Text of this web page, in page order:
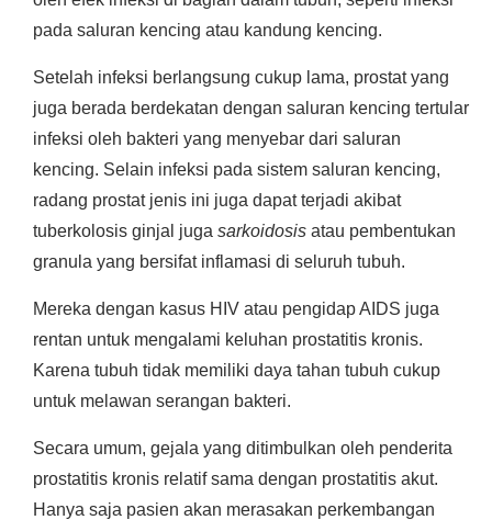
pada saluran kencing atau kandung kencing.
Setelah infeksi berlangsung cukup lama, prostat yang
juga berada berdekatan dengan saluran kencing tertular
infeksi oleh bakteri yang menyebar dari saluran
kencing. Selain infeksi pada sistem saluran kencing,
radang prostat jenis ini juga dapat terjadi akibat
tuberkolosis ginjal juga sarkoidosis atau pembentukan
granula yang bersifat inflamasi di seluruh tubuh.
Mereka dengan kasus HIV atau pengidap AIDS juga
rentan untuk mengalami keluhan prostatitis kronis.
Karena tubuh tidak memiliki daya tahan tubuh cukup
untuk melawan serangan bakteri.
Secara umum, gejala yang ditimbulkan oleh penderita
prostatitis kronis relatif sama dengan prostatitis akut.
Hanya saja pasien akan merasakan perkembangan